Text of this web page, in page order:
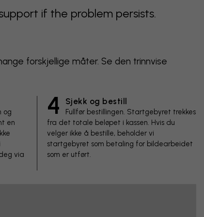
if the problem persists.
forskjellige måter. Se den trinnvise
og
en
via
4 Sjekk og bestill
Fullfør bestillingen. Startgebyret trekkes
fra det totale beløpet i kassen. Hvis du
velger ikke å bestille, beholder vi
startgebyret som betaling for bildearbeidet
som er utført.